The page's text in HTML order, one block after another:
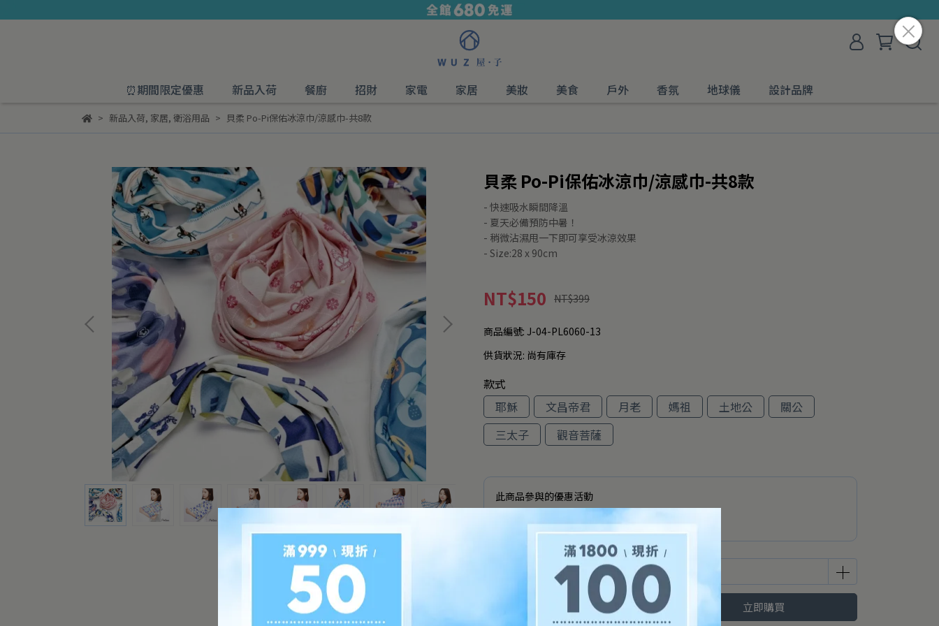
⏰期間限定優惠 新品入荷 餐廚 招財 家電 家居 美妝 美食 戶外 香氛 地球儀 設計品牌
新品入荷, 家居, 衛浴用品 貝柔 Po-Pi保佑冰涼巾/涼感巾-共8款
貝柔 Po-Pi保佑冰涼巾/涼感巾-共8款
- 快速吸水瞬間降溫
- 夏天必備預防中暑！
- 稍微沾濕甩一下即可享受冰涼效果
- Size:28 x 90cm
NT$150 NT$399
商品編號: J-04-PL6060-13
供貨狀況: 尚有庫存
款式
耶穌
文昌帝君 月老 媽祖 土地公
關公
三太子
觀音菩薩
此商品參與的優惠活動
全館加價購，限時優惠別錯過！
加入購物車 立即購買